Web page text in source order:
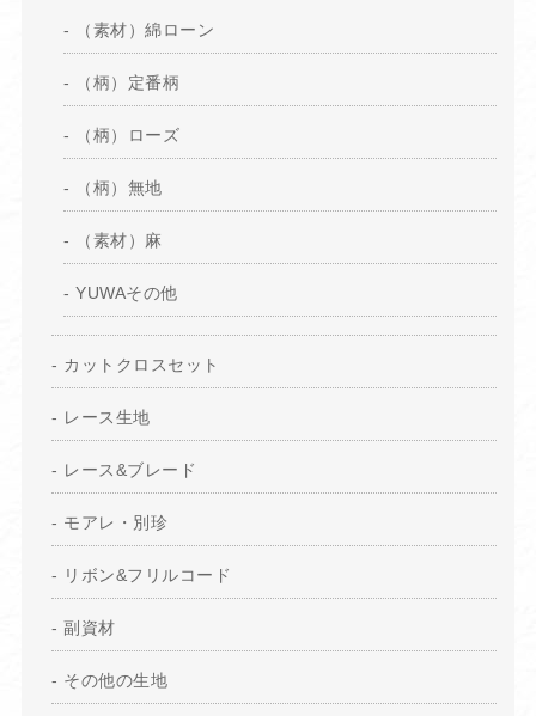
（素材）綿ローン
（柄）定番柄
（柄）ローズ
（柄）無地
（素材）麻
YUWAその他
カットクロスセット
レース生地
レース&ブレード
モアレ・別珍
リボン&フリルコード
副資材
その他の生地